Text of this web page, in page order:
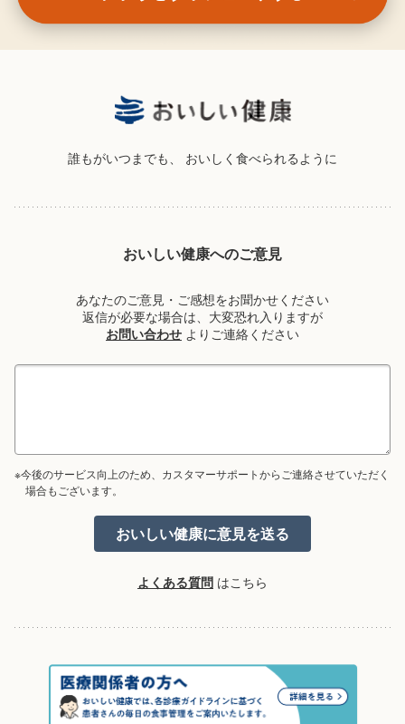
誰もがいつまでも、 おいしく食べられるように
おいしい健康へのご意見
あなたのご意見・ご感想をお聞かせください
返信が必要な場合は、大変恐れ入りますが
お問い合わせ よりご連絡ください
※今後のサービス向上のため、カスタマーサポートからご連絡させていただく
場合もございます。
よくある質問 はこちら